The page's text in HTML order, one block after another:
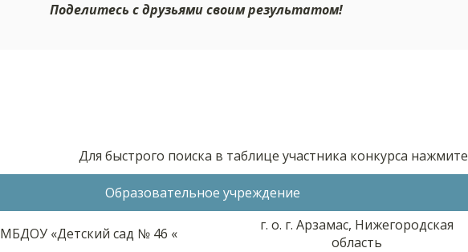
Поделитесь с друзьями своим результатом!
Для быстрого поиска в таблице участника конкурса нажмите
Образовательное учреждение
МБДОУ «Детский сад № 46 «
г. о. г. Арзамас, Нижегородская
область